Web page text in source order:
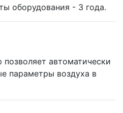
оборудования - 3 года.
автоматически
параметры воздуха в